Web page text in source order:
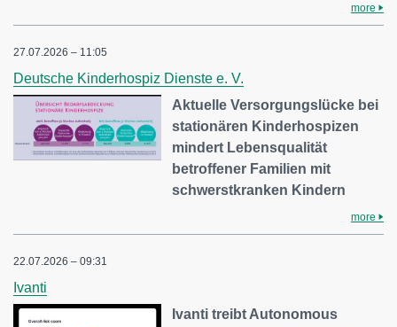
more
27.07.2026 – 11:05
Deutsche Kinderhospiz Dienste e. V.
Aktuelle Versorgungslücke bei
stationären Kinderhospizen
mindert Lebensqualität
betroffener Familien mit
schwerstkranken Kindern
more
22.07.2026 – 09:31
Ivanti
Ivanti treibt Autonomous